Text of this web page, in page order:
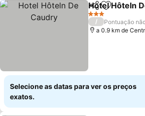
PartilharAdicionar
Hotel Hôteln
3 Estrelas
/
Pontuação
a 0.9 km de
Selecione as datas para ver os preços
exatos.